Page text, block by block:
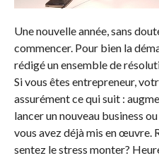
Une nouvelle année, sans
commencer. Pour bien la
rédigé un ensemble de
Si vous êtes entrepreneur,
assurément ce qui suit :
lancer un nouveau business
vous avez déjà mis en œuvre.
sentez le stress monter?